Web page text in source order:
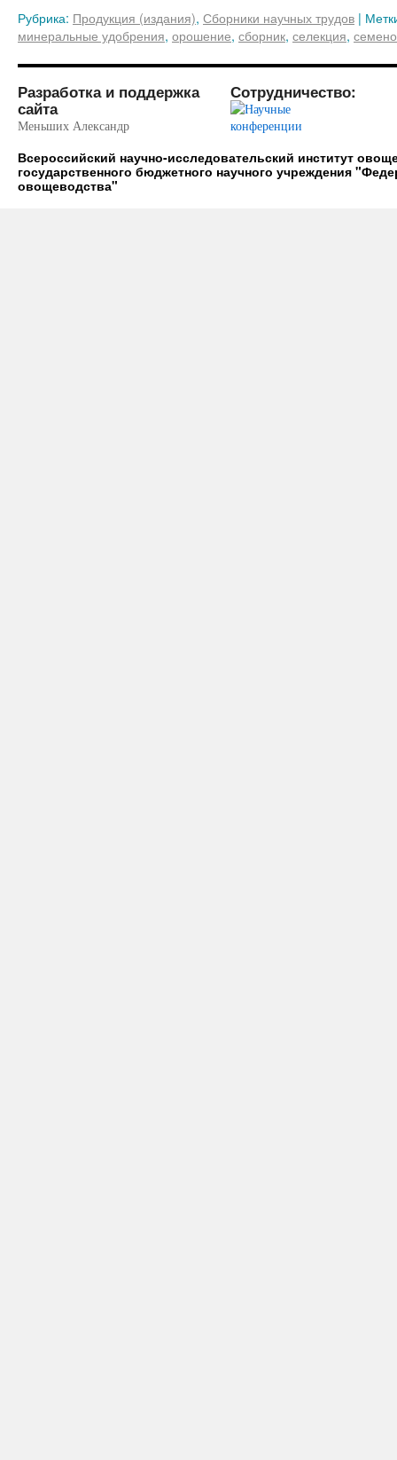
Рубрика: Продукция (издания), Сборники научных трудов |
минеральные удобрения, орошение, сборник, селекция,
Разработка и поддержка
сайта
Меньших Александр
Сотрудничество:
Всероссийский научно-исследовательский институт
государственного бюджетного научного учреждения
овощеводства"